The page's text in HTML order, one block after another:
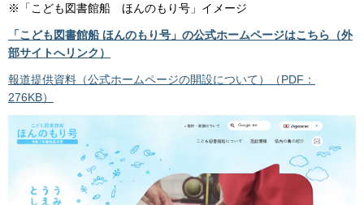
※「こども図書館船 ほんのもり号」イメージ
「こども図書館船 ほんのもり号」の公式ホームページはこちら（外
部サイトへリンク）
報道提供資料（公式ホームページの開設について）（PDF：
276KB）